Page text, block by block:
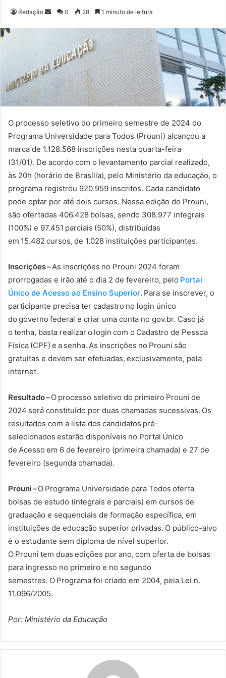
Redação
e
u
m
-
m
a
i
0 28 1 minuto de leitura
O processo seletivo do primeiro semestre de 2024 do
Programa Universidade para Todos (Prouni) alcançou a
marca de 1.128.568 inscrições nesta quarta-feira
(31/01). De acordo com o levantamento parcial realizado,
às 20h (horário de Brasília), pelo Ministério da educação, o
programa registrou 920.959 inscritos. Cada candidato
pode optar por até dois cursos. Nessa edição do Prouni,
são ofertadas 406.428 bolsas, sendo 308.977 integrais
(100%) e 97.451 parciais (50%), distribuídas
em 15.482 cursos, de 1.028 instituições participantes.
Inscrições –As inscrições no Prouni 2024 foram
prorrogadas e irão até o dia 2 de fevereiro, pelo Portal
Único de Acesso ao Ensino Superior. Para se inscrever, o
participante precisa ter cadastro no login único
do governo federal e criar uma conta no gov.br. Caso já
o tenha, basta realizar o login com o Cadastro de Pessoa
Física (CPF) e a senha. As inscrições no Prouni são
gratuitas e devem ser efetuadas, exclusivamente, pela
internet.
Resultado –O processo seletivo do primeiro Prouni de
2024 será constituído por duas chamadas sucessivas. Os
resultados com a lista dos candidatos pré-
selecionados estarão disponíveis no Portal Único
de Acesso em 6 de fevereiro (primeira chamada) e 27 de
fevereiro (segunda chamada).
Prouni –O Programa Universidade para Todos oferta
bolsas de estudo (integrais e parciais) em cursos de
graduação e sequenciais de formação específica, em
instituições de educação superior privadas. O público-alvo
é o estudante sem diploma de nível superior.
O Prouni tem duas edições por ano, com oferta de bolsas
para ingresso no primeiro e no segundo
semestres. O Programa foi criado em 2004, pela Lei n.
11.096/2005.
Por: Ministério da Educação